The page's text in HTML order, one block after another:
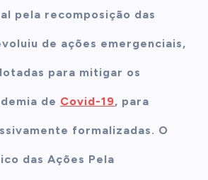
pela recomposição das
de ações emergenciais,
para mitigar os
de Covid-19, para
formalizadas. O
das Ações Pela